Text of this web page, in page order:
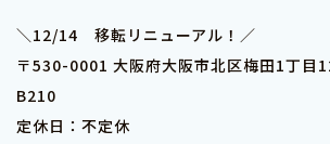
＼12/14 移転リニューアル！／
〒530-0001 大阪府大阪市北区梅田1丁目
B210
定休日：不定休